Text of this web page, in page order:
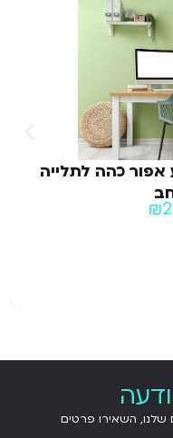
כהה לתלייה
₪
שלנו, השאירו פרטים